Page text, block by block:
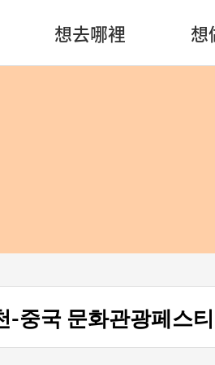
想去哪裡 想
-중국 문화관광페스